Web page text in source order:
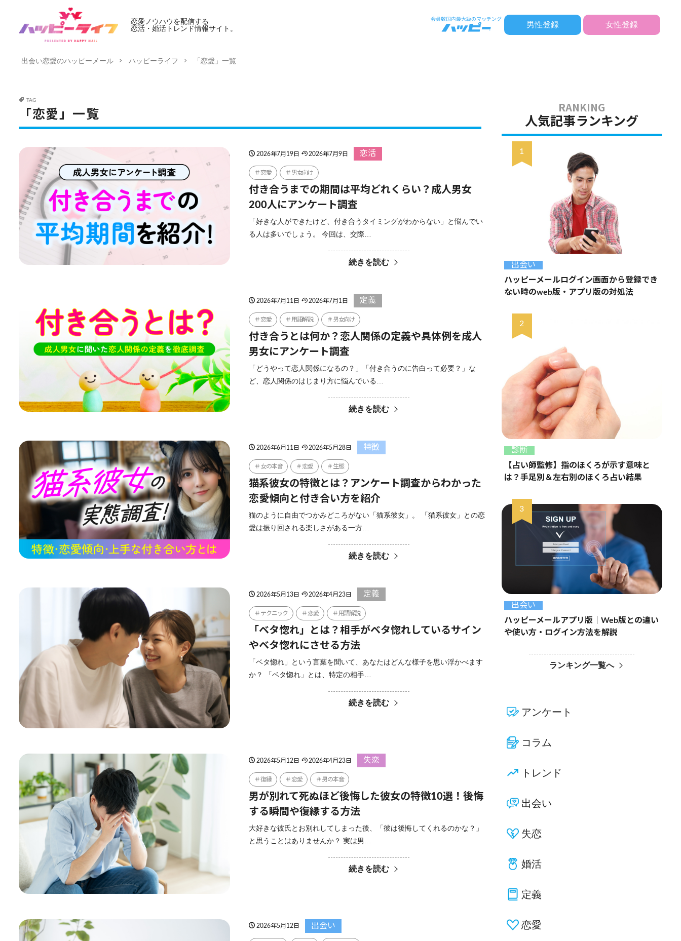
恋愛ノウハウを配信する
恋活・婚活トレンド情報サイト。
男性登録 女性登録
出会い恋愛のハッピーメール ハッピーライフ 「恋愛」一覧
TAG
「恋愛」一覧
2026年7月19日 2026年7月9日 恋活
恋愛 男女向け
付き合うまでの期間は平均どれくらい？成人男女
200人にアンケート調査
「好きな人ができたけど、付き合うタイミングがわからない」と悩んでい
る人は多いでしょう。 今回は、交際…
続きを読む
2026年7月11日 2026年7月1日 定義
恋愛 用語解説 男女向け
付き合うとは何か？恋人関係の定義や具体例を成人
男女にアンケート調査
「どうやって恋人関係になるの？」「付き合うのに告白って必要？」な
ど、恋人関係のはじまり方に悩んでいる…
続きを読む
2026年6月11日 2026年5月28日 特徴
女の本音 恋愛 生態
猫系彼女の特徴とは？アンケート調査からわかった
恋愛傾向と付き合い方を紹介
猫のように自由でつかみどころがない「猫系彼女」。 「猫系彼女」との恋
愛は振り回される楽しさがある一方…
続きを読む
2026年5月13日 2026年4月23日 定義
テクニック 恋愛 用語解説
「ベタ惚れ」とは？相手がベタ惚れしているサイン
やベタ惚れにさせる方法
「ベタ惚れ」という言葉を聞いて、あなたはどんな様子を思い浮かべます
か？ 「ベタ惚れ」とは、特定の相手…
続きを読む
2026年5月12日 2026年4月23日 失恋
復縁 恋愛 男の本音
男が別れて死ぬほど後悔した彼女の特徴10選！後悔
する瞬間や復縁する方法
大好きな彼氏とお別れしてしまった後、「彼は後悔してくれるのかな？」
と思うことはありませんか？ 実は男…
続きを読む
2026年5月12日 出会い
人気記事ランキング
出会い
ハッピーメールログイン画面から登録でき
ない時のweb版・アプリ版の対処法
診断
【占い師監修】指のほくろが示す意味と
は？手足別＆左右別のほくろ占い結果
出会い
ハッピーメールアプリ版｜Web版との違い
や使い方・ログイン方法を解説
ランキング一覧へ
アンケート
コラム
トレンド
出会い
失恋
婚活
定義
恋愛